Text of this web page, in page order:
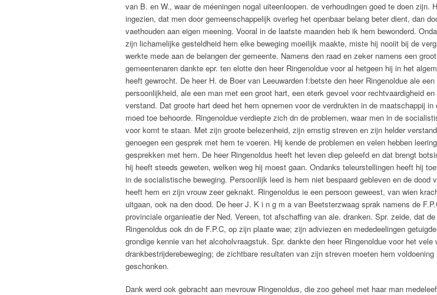
van B. en W., waar de méeningen nogal uiteenloopen. de verhoudingen goed te doen zijn.
ingezien, dat men door gemeenschappelijk overleg het openbaar belang beter dient, dan
vaethouden aan eigen meening. Vooral in de laatste maanden heb ik hem bewonderd.
zijn lichamelijke gesteldheid hem elke beweging moeilijk maakte, miste hij nooiit bij de
werkte mede aan de belangen der gemeente. Namens den raad en zeker namens een
gemeentenaren dankte epr. ten elotte den heer Ringenoldue voor al hetgeen hij in het
heeft gewrocht. De heer H. de Boer van Leeuwarden f:betste den heer Ringenoldue ale
persoonlijkheid, ale een man met een groot hart, een eterk gevoel voor rechtvaardigheid en
verstand. Dat groote hart deed het hem opnemen voor de verdrukten in de maatschappij in
moed toe behoorde. Ringenoldue verdiepte zich dn de problemen, waar men in de
voor komt te staan. Met zijn groote belezenheid, zijn ernstig streven en zijn helder
genoegen een gesprek met hem te voeren. Hij kende de problemen en velen hebben
gesprekken met hem. De heer Ringenoldus heeft het leven diep geleefd en dat brengt
hij heeft steeds geweten, welken weg hij moest gaan. Ondanks teleurstellingen heeft hij
in de socialistische beweging. Persoonlijk leed is hem niet bespaard gebleven en de dood
heeft hem en zijn vrouw zeer geknakt. Ringenoldus ie een persoon geweest, van wien
uitgaan, ook na den dood. De heer J. K i n g m a van Beetsterzwaag sprak namens de
provinciale organieatie der Ned. Vereen, tot afschaffing van ale. dranken. Spr. zeide, dat de
Ringenoldus ook dn de F.P.C, op zijn plaate wae; zijn adiviezen en mededeelingen
grondige kennie van het alcoholvraagstuk. Spr. dankte den heer Ringenoldue voor het vele
drankbestrijderebeweging; de zichtbare resultaten van zijn streven moeten hem voldoening
geschonken.
Dank werd ook gebracht aan mevrouw Ringenoldus, die zoo geheel met haar man